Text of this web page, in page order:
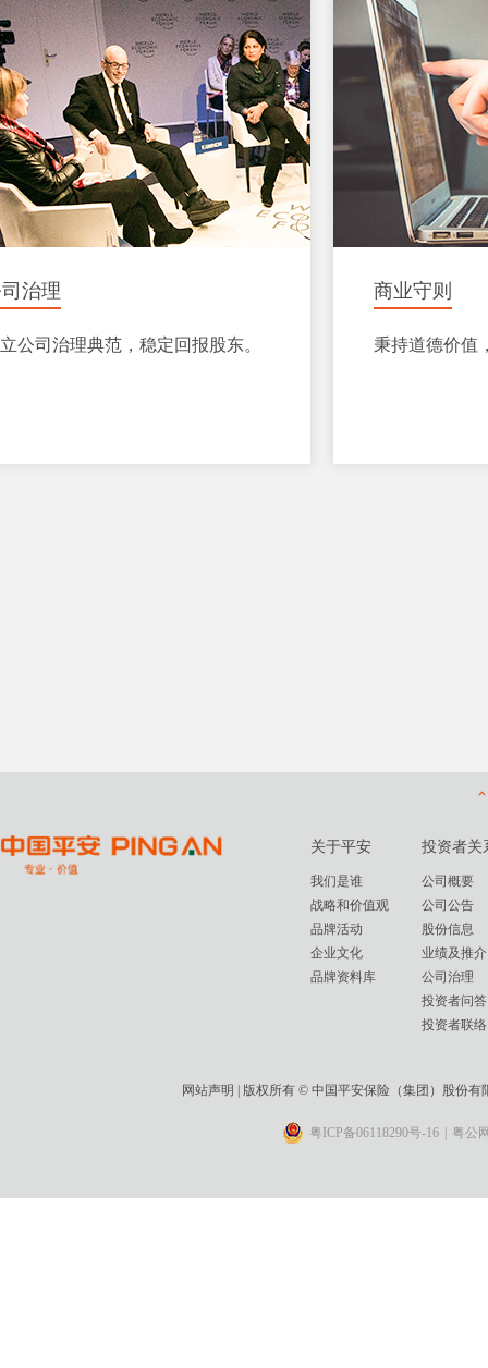
治理
公司治理典范，稳定回报股东。
商业守则
秉持道德价值
关于平安
我们是谁
战略和价值观
品牌活动
企业文化
品牌资料库
投资者关
公司概要
公司公告
股份信息
业绩及推介
公司治理
投资者问答
投资者联络
网站声明 | 版权所有 © 中国平安保险（集团）股份
粤ICP备06118290号-16 粤公